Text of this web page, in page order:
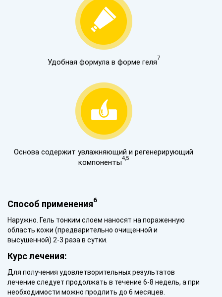
Удобная формула в форме геля7
Основа содержит увлажняющий и регенерирующий
компоненты4,5
Способ применения6
Наружно. Гель тонким слоем наносят на пораженную
область кожи (предварительно очищенной и
высушенной) 2-3 раза в сутки.
Курс лечения:
Для получения удовлетворительных результатов
лечение следует продолжать в течение 6-8 недель, а при
необходимости можно продлить до 6 месяцев.